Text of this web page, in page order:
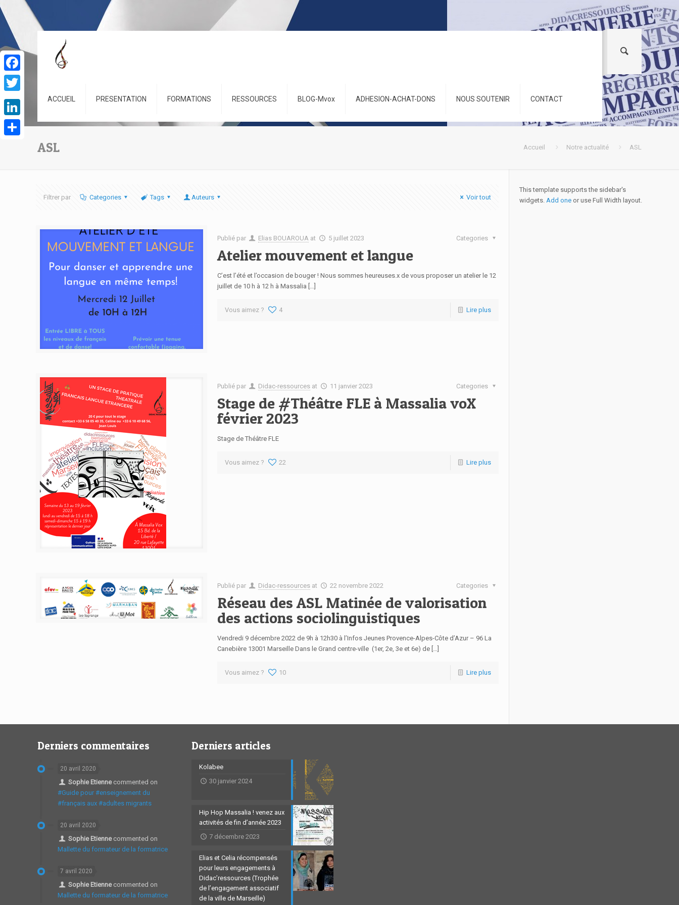
ACCUEIL PRESENTATION FORMATIONS RESSOURCES BLOG-Mvox ADHESION-ACHAT-DONS NOUS SOUTENIR CONTACT
ASL Accueil Notre actualité ASL
Filtrer par Categories Tags Auteurs Voir tout
Publié par Elias BOUAROUA at 5 juillet 2023 Categories
Atelier mouvement et langue
C’est l’été et l’occasion de bouger ! Nous sommes heureuses.x de vous proposer un atelier le 12
juillet de 10 h à 12 h à Massalia […]
Vous aimez ? 4 Lire plus
Publié par Didac-ressources at 11 janvier 2023 Categories
Stage de #Théâtre FLE à Massalia voX
février 2023
Stage de Théâtre FLE
Vous aimez ? 22 Lire plus
Publié par Didac-ressources at 22 novembre 2022 Categories
Réseau des ASL Matinée de valorisation
des actions sociolinguistiques
Vendredi 9 décembre 2022 de 9h à 12h30 à l’Infos Jeunes Provence-Alpes-Côte d’Azur – 96 La
Canebière 13001 Marseille Dans le Grand centre-ville (1er, 2e, 3e et 6e) de […]
Vous aimez ? 10 Lire plus
This template supports the sidebar's
widgets. Add oneor use Full Width layout.
Derniers commentaires
20 avril 2020
Sophie Etiennecommented on
#Guide pour #enseignement du
#français aux #adultes migrants
20 avril 2020
Sophie Etiennecommented on
Mallette du formateur de la formatrice
7 avril 2020
Sophie Etiennecommented on
Mallette du formateur de la formatrice
Derniers articles
Kolabee
30 janvier 2024
Hip Hop Massalia ! venez aux
activités de fin d’année 2023
7 décembre 2023
Elias et Celia récompensés
pour leurs engagements à
Didac’ressources (Trophée
de l’engagement associatif
de la ville de Marseille)
Facebook
Twitter
LinkedIn